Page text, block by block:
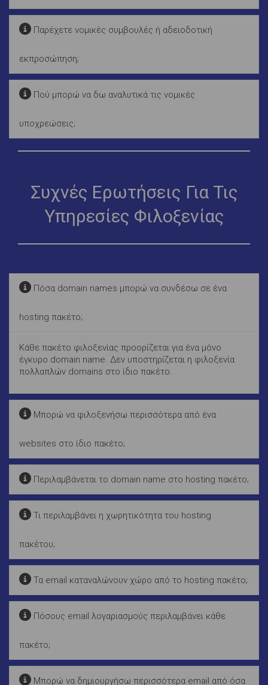
Παρέχετε νομικές συμβουλές ή αδειοδοτική
εκπροσώπηση;
Πού μπορώ να δω αναλυτικά τις νομικές
υποχρεώσεις;
Συχνές Ερωτήσεις Για Τις
Υπηρεσίες Φιλοξενίας
Πόσα domain names μπορώ να συνδέσω σε ένα
hosting πακέτο;
Κάθε πακέτο φιλοξενίας προορίζεται για ένα μόνο
έγκυρο domain name. Δεν υποστηρίζεται η φιλοξενία
πολλαπλών domains στο ίδιο πακέτο.
Μπορώ να φιλοξενήσω περισσότερα από ένα
websites στο ίδιο πακέτο;
Περιλαμβάνεται το domain name στο hosting πακέτο;
Τι περιλαμβάνει η χωρητικότητα του hosting
πακέτου;
Τα email καταναλώνουν χώρο από το hosting πακέτο;
Πόσους email λογαριασμούς περιλαμβάνει κάθε
πακέτο;
Μπορώ να δημιουργήσω περισσότερα email από όσα